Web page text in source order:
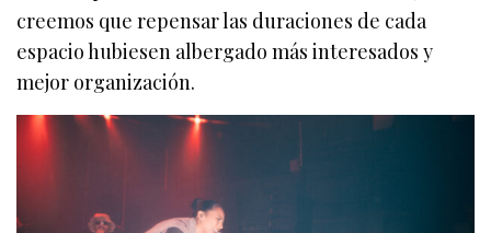
creemos que repensar las duraciones de cada
espacio hubiesen albergado más interesados y
mejor organización.